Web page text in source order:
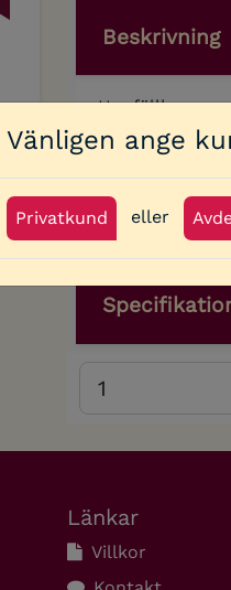
Vänligen ange
Privatkund eller
Beskrivning
Hopfällbara
mot regnet.
robust
Länkar
Villkor